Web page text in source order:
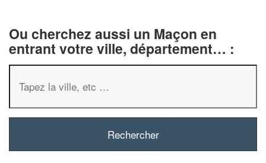
Ou cherchez aussi un Maçon en
entrant votre ville, département… :